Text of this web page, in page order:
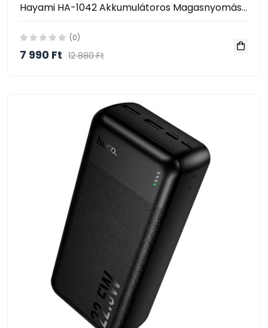
Hayami HA-1042 Akkumulátoros Magasnyomású Mosó – 2 Akkumulátorral, Habosító Tartállyal és Kofferrel
(0)
7 990 Ft 12 880 Ft